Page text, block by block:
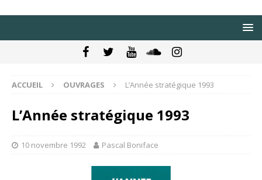
ACCUEIL OUVRAGES L’Année stratégique 1993
L’Année stratégique 1993
10 novembre 1992 Pascal Boniface